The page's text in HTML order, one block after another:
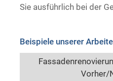
Sie ausführlich bei der
Beispiele unserer
Vorher/